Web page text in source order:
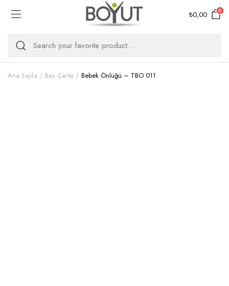
₺0,00 0
Ana Sayfa Bez Çanta Bebek Önlüğü – TBO 011